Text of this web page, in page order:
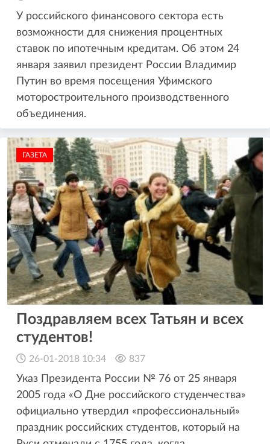
У российского финансового сектора есть
возможности для снижения процентных
ставок по ипотечным кредитам. Об этом 24
января заявил президент России Владимир
Путин во время посещения Уфимского
моторостроительного производственного
объединения.
ГАЗЕТА
Поздравляем всех Татьян и всех
студентов!
26-01-2018 10:34 837
Указ Президента России № 76 от 25 января
2005 года «О Дне российского студенчества»
официально утвердил «профессиональный»
праздник российских студентов, который на